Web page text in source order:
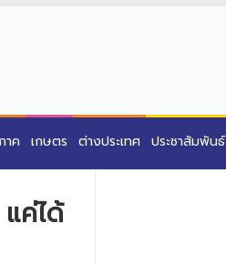
าค เกษตร ต่างประเทศ ประชาสัมพันธ์
ค่ได้